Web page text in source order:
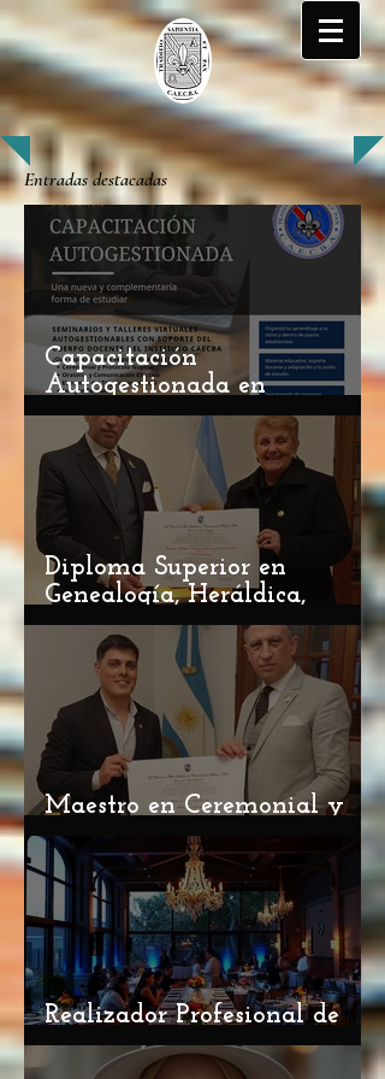
Entradas destacadas
Capacitación
Autogestionada en
Ceremonial y Protocolo: Una
Nueva Oportunidad de
Aprendizaje
Diploma Superior en
Genealogía, Heráldica,
Vexilología, Diplomacia y
Derecho Premial 2026 / 27
Maestro en Ceremonial y
Protocolo 2026 / 27
Realizador Profesional de
Eventos ciclo 2026